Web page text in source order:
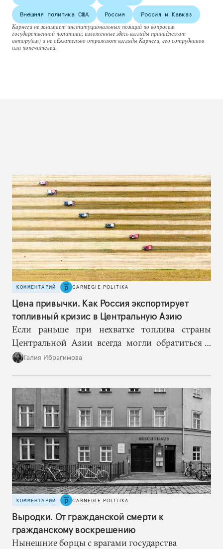
Внешняя политика США Россия
Россия и Кавказ
Карнеги не занимает институциональных позиций по вопросам
государственной политики; изложенные здесь взгляды принадлежат
автору(ам) и не обязательно отражают взгляды Карнеги, его сотрудников
или попечителей.
КОММЕНТАРИЙ CARNEGIE POLITIKA
Цена привычки. Как Россия экспортирует
топливный кризис в Центральную Азию
Если раньше при нехватке топлива страны
Центральной Азии всегда могли обратиться к
Москве за дополнительными объемами, то
Галия Ибрагимова
КОММЕНТАРИЙ CARNEGIE POLITIKA
Выродки. От гражданской смерти к
гражданскому воскрешению
Нынешние борцы с врагами государства